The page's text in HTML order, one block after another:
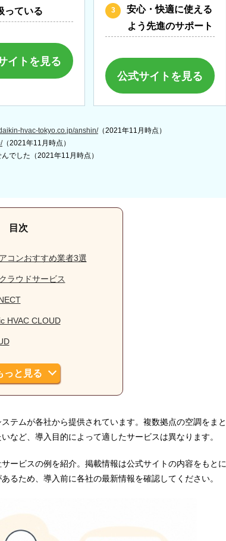
っている
イトを見る
安心・快適に使える
よう先進のサポート
公式サイトを見る
hvac-tokyo.co.jp/anshin/（2021年11月時点）
（2021年11月時点）
でした（2021年11月時点）
コンおすすめ業者3選
ラウドサービス
HVAC CLOUD
っと見る
テムが各社から提供されています。複数拠点の空調をまと
など、導入目的によって適したサービスは異なります。
ービスの例を紹介。掲載情報は公式サイトの内容をもとに
るため、導入前に各社の最新情報を確認してください。